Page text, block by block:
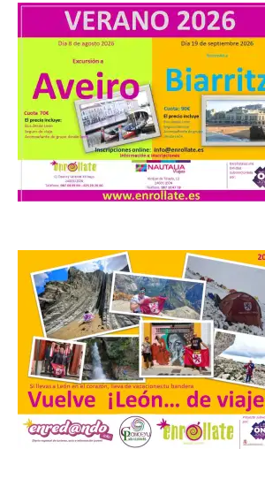
Laciana comienza su
programación para
disfrutar el eclipse total
del 12 de agosto
7 Ago 2026
Durante los días 1 y 2 de
agosto, tanto el público
infantil como el adulto
pudo disfrutar de un
público infantil y, el resto del […]
El Gobierno de España
lanza un visor web para
localizar y disfrutar del
eclipse solar del 12 de
agosto con seguridad
7 Ago 2026